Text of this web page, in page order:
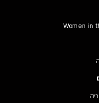
Women in